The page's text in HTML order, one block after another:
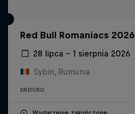
Red Bull Romaniacs 2026
28 lipca – 1 sierpnia 2026
Sybin, Rumunia
ENDURO